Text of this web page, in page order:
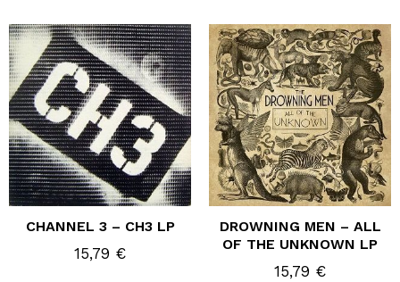
CHANNEL 3 – CH3 LP
15,79 €
DROWNING MEN – ALL
OF THE UNKNOWN LP
15,79 €